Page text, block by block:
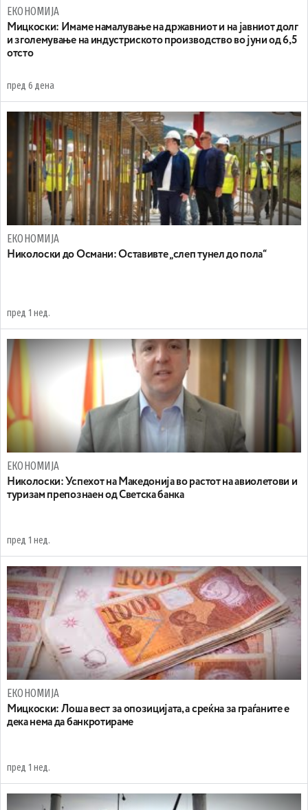
ЕКОНОМИЈА
Mицкоски: Имаме намалување на државниот и на јавниот долг
и зголемување на индустриското производство во јуни од 6,5
отсто
пред 6 дена
ЕКОНОМИЈА
Николоски до Османи: Oставивте „слеп тунел до пола“
пред 1 нед.
ЕКОНОМИЈА
Николоски: Успехот на Македонија во растот на авиолетови и
туризам препознаен од Светска банка
пред 1 нед.
ЕКОНОМИЈА
Мицкоски: Лоша вест за опозицијата, а среќна за граѓаните е
дека нема да банкротираме
пред 1 нед.